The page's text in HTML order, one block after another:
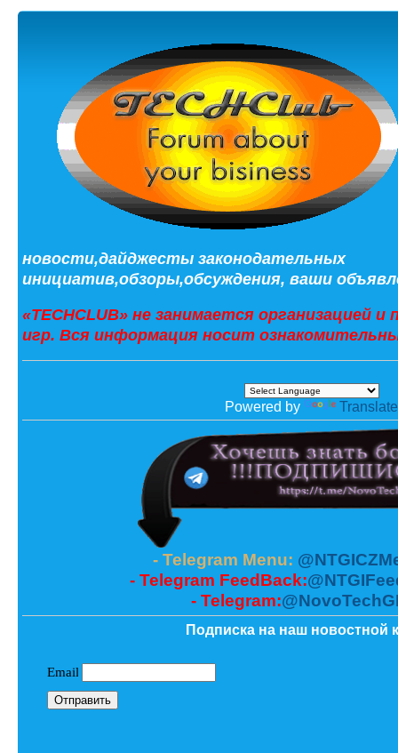
новости,дайджесты законодательных
инициатив,обзоры,обсуждения, ваши
«TECHCLUB» не занимается организацией
игр. Вся информация носит
Powered by Translate
- Telegram Menu:
- Telegram FeedBack:
- Telegram:
Подписка на наш новостной